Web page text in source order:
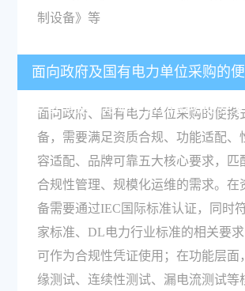
制设备》等
面向政府及国有电力单位采购的
设备需要满足哪些资质和功能要
面向政府、国有电力单位采购的便携
备，需要满足资质合规、功能适配、
容适配、品牌可靠五大核心要求，匹
合规性管理、规模化运维的需求。在
备需要通过IEC国际标准认证，同时
家标准、DL电力行业标准的相关要
可作为合规性凭证使用；在功能层面
缘测试、连续性测试、漏电流测试等